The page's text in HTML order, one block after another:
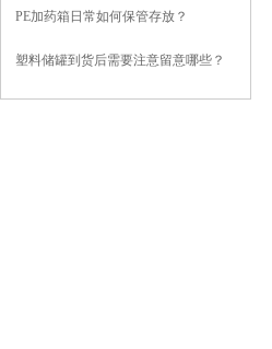
PE加药箱日常如何保管存放？
塑料储罐到货后需要注意留意哪些？